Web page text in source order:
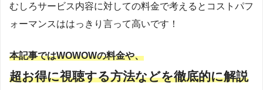
むしろサービス内容に対しての料金で考えるとコストパフ
ォーマンスははっきり言って高いです！
本記事ではWOWOWの料金や、
超お得に視聴する方法などを徹底的に解説